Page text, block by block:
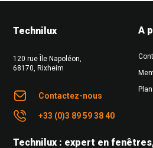
Technilux
120 rue Île Napoléon,
68170, Rixheim
Contactez-nous
+33 (0)3 89 59 38 40
A
Technilux : expert en